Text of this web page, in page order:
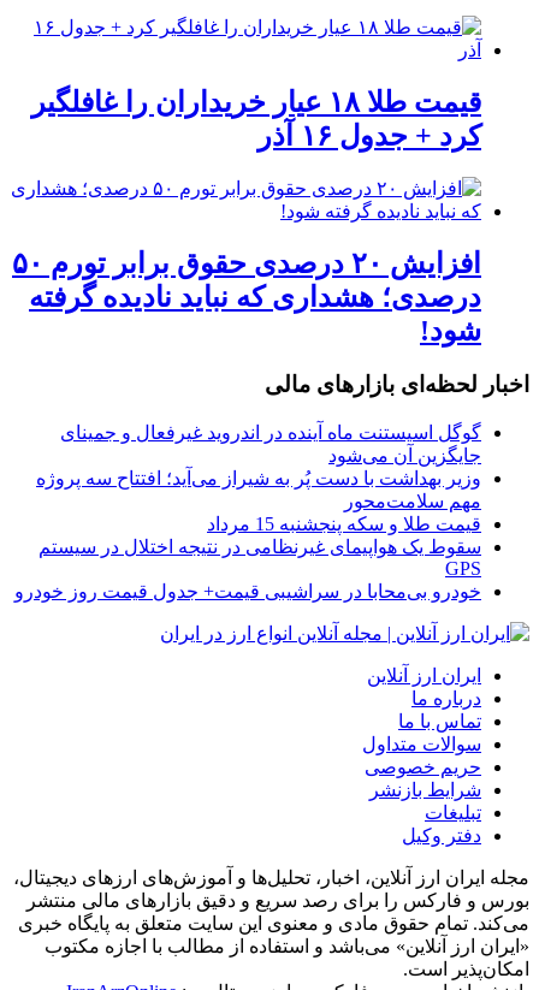
قیمت طلا ۱۸ عیار خریداران را غافلگیر
کرد + جدول ۱۶ آذر
افزایش ۲۰ درصدی حقوق برابر تورم ۵۰
درصدی؛ هشداری که نباید نادیده گرفته
شود!
اخبار لحظه‌ای بازارهای مالی
گوگل اسیستنت ماه آینده در اندروید غیرفعال و جمینای
جایگزین آن می‌شود
وزیر بهداشت با دست پُر به شیراز می‌آید؛ افتتاح سه پروژه
مهم سلامت‌محور
قیمت طلا و سکه پنجشنبه 15 مرداد
سقوط یک هواپیمای غیرنظامی در نتیجه اختلال در سیستم‌
GPS
خودرو بی‌محابا در سراشیبی قیمت+ جدول قیمت روز خودرو
ایران ارز آنلاین
درباره ما
تماس با ما
سوالات متداول
حریم خصوصی
شرایط بازنشر
تبلیغات
دفتر وکیل
مجله ایران ارز آنلاین، اخبار، تحلیل‌ها و آموزش‌های ارزهای دیجیتال،
بورس و فارکس را برای رصد سریع و دقیق بازارهای مالی منتشر
می‌کند. تمام حقوق مادی و معنوی این سایت متعلق به پایگاه خبری
«ایران ارز آنلاین» می‌باشد و استفاده از مطالب با اجازه مکتوب
امکان‌پذیر است.